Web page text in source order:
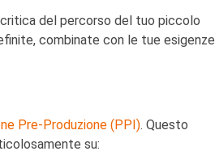
del percorso del tuo piccolo
combinate con le tue esigenze
Pre-Produzione (PPI). Questo
su: